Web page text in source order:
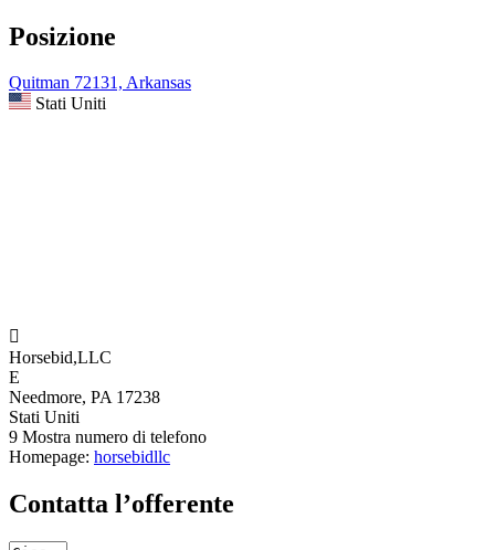
Posizione
Quitman 72131, Arkansas
Stati Uniti

Horsebid,LLC
E
Needmore, PA 17238
Stati Uniti
9 Mostra numero di telefono
Homepage: horsebidllc
Contatta l’offerente